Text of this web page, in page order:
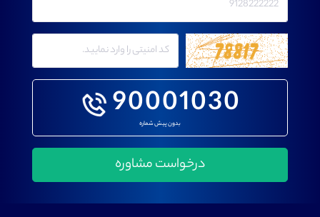
90001030
بدون پیش شماره